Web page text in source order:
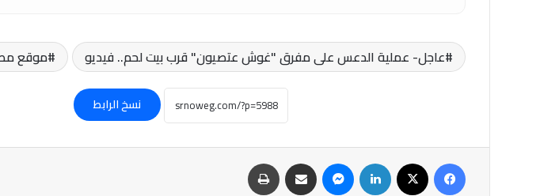
عاجل- عملية الدعس على مفرق "غوش عتصيون" قرب بيت لحم.. فيديو موقع
نسخ الرابط
فيسبوك لينكدإن ماسنجر مشاركة عبر البريد